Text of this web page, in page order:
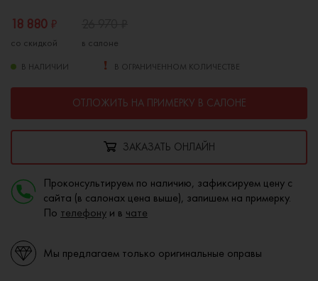
18 880 ₽
со скидкой в салоне
В НАЛИЧИИ В ОГРАНИЧЕННОМ КОЛИЧЕСТВЕ
ОТЛОЖИТЬ НА ПРИМЕРКУ В САЛОНЕ
ЗАКАЗАТЬ ОНЛАЙН
Проконсультируем по наличию, зафиксируем цену с
сайта (в салонах цена выше), запишем на примерку.
По телефону и в чате
Мы предлагаем только оригинальные оправы